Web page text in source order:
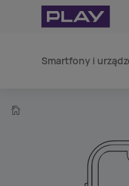
Smartfony i